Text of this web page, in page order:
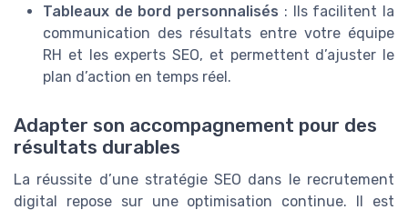
Tableaux de bord personnalisés : Ils facilitent la
communication des résultats entre votre équipe
RH et les experts SEO, et permettent d’ajuster le
plan d’action en temps réel.
Adapter son accompagnement pour des
résultats durables
La réussite d’une stratégie SEO dans le recrutement
digital repose sur une optimisation continue. Il est